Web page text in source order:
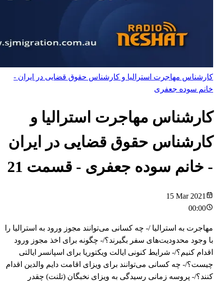
کارشناس مهاجرت استرالیا و کارشناس حقوق قضایی در ایران -
خانم سوده جعفری
کارشناس مهاجرت استرالیا و
کارشناس حقوق قضایی در ایران
- خانم سوده جعفری - قسمت 21
15 Mar 2021
00:00
مهاجرت به استرالیا /- چه کسانی می‌توانند مجوز ورود به استرالیا را
با وجود محدودیت‌های سفر بگیرند؟/- چگونه برای اخذ مجوز ورود
اقدام کنیم؟/- شرایط کنونی ایالت ویکتوریا برای اسپانسر ایالتی
چیست؟/- چه کسانی می‌توانند برای ویزای اقامت دایم والدین اقدام
کنند؟/- پروسه زمانی رسیدگی به ویزای نخبگان (تلنت) چقدر